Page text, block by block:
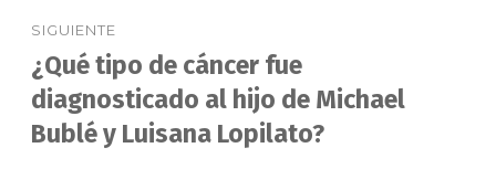
SIGUIENTE
Entrada
siguiente:
¿Qué tipo de cáncer fue
diagnosticado al hijo de Michael
Bublé y Luisana Lopilato?